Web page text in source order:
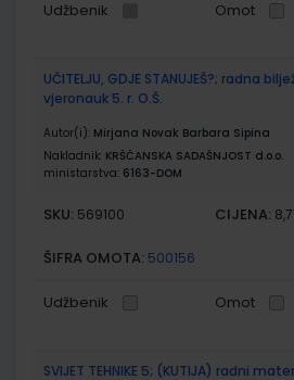
Udžbenik Omot
UČITELJU, GDJE STANUJEŠ?; radna
vjeronauk 5. r. O.Š.
Autor(i): Mirjana Novak Barbara Sipina
Nakladnik: KRŠĆANSKA SADAŠNJOST d.o.o.
ministarstva: 6163-DOM
SKU: 569100 CIJENA:
ŠIFRA OMOTA: 500156
Udžbenik Omot
SVIJET TEHNIKE 5; (KUTIJA) radni